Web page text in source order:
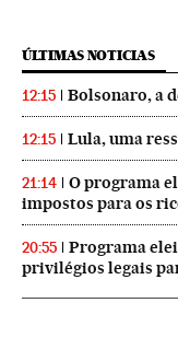
ÚLTIMAS NOTICIAS
12:15 Bolsonaro, a
12:15 Lula, uma
21:14
O programa
impostos para os
20:55
Programa
privilégios legais